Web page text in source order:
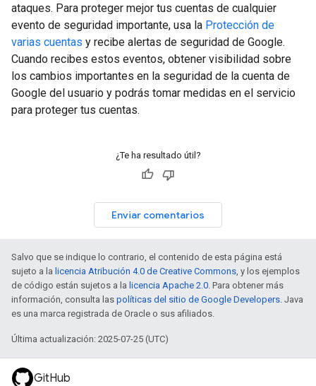
ataques. Para proteger mejor tus cuentas de cualquier
evento de seguridad importante, usa la Protección de
varias cuentas y recibe alertas de seguridad de Google.
Cuando recibes estos eventos, obtener visibilidad sobre
los cambios importantes en la seguridad de la cuenta de
Google del usuario y podrás tomar medidas en el servicio
para proteger tus cuentas.
¿Te ha resultado útil?
Enviar comentarios
Salvo que se indique lo contrario, el contenido de esta página está
sujeto a la licencia Atribución 4.0 de Creative Commons, y los ejemplos
de código están sujetos a la licencia Apache 2.0. Para obtener más
información, consulta las políticas del sitio de Google Developers. Java
es una marca registrada de Oracle o sus afiliados.
Última actualización: 2025-07-25 (UTC)
GitHub